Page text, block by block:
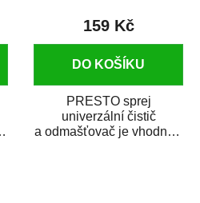
159 Kč
DO KOŠÍKU
PRESTO sprej
univerzální čistič
a odmašťovač je vhodný k